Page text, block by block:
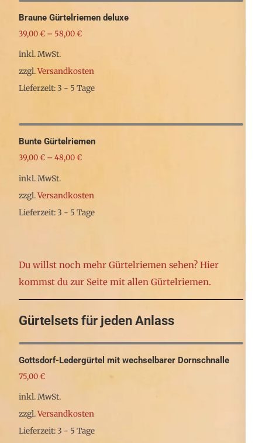
werden
weist
mehrere
Varianten
auf.
Die
gewählt
werden
Braune Gürtelriemen deluxe
39,00€ – 58,00€
inkl. MwSt.
zzgl.Versandkosten
Lieferzeit: 3 - 5 Tage
Produkt
weist
mehrere
Varianten
auf.
Die
der
werden
Bunte Gürtelriemen
39,00€ – 48,00€
inkl. MwSt.
zzgl.Versandkosten
Lieferzeit: 3 - 5 Tage
weist
mehrere
Varianten
auf.
Optionen
können
auf
der
Produktseite
gewählt
Du willst noch mehr Gürtelriemen sehen? Hier
kommst du zur Seite mit allen Gürtelriemen.
Gürtelsets für jeden Anlass
Gottsdorf-Ledergürtel mit wechselbarer Dornschnalle
75,00€
inkl. MwSt.
zzgl.Versandkosten
Lieferzeit: 3 - 5 Tage